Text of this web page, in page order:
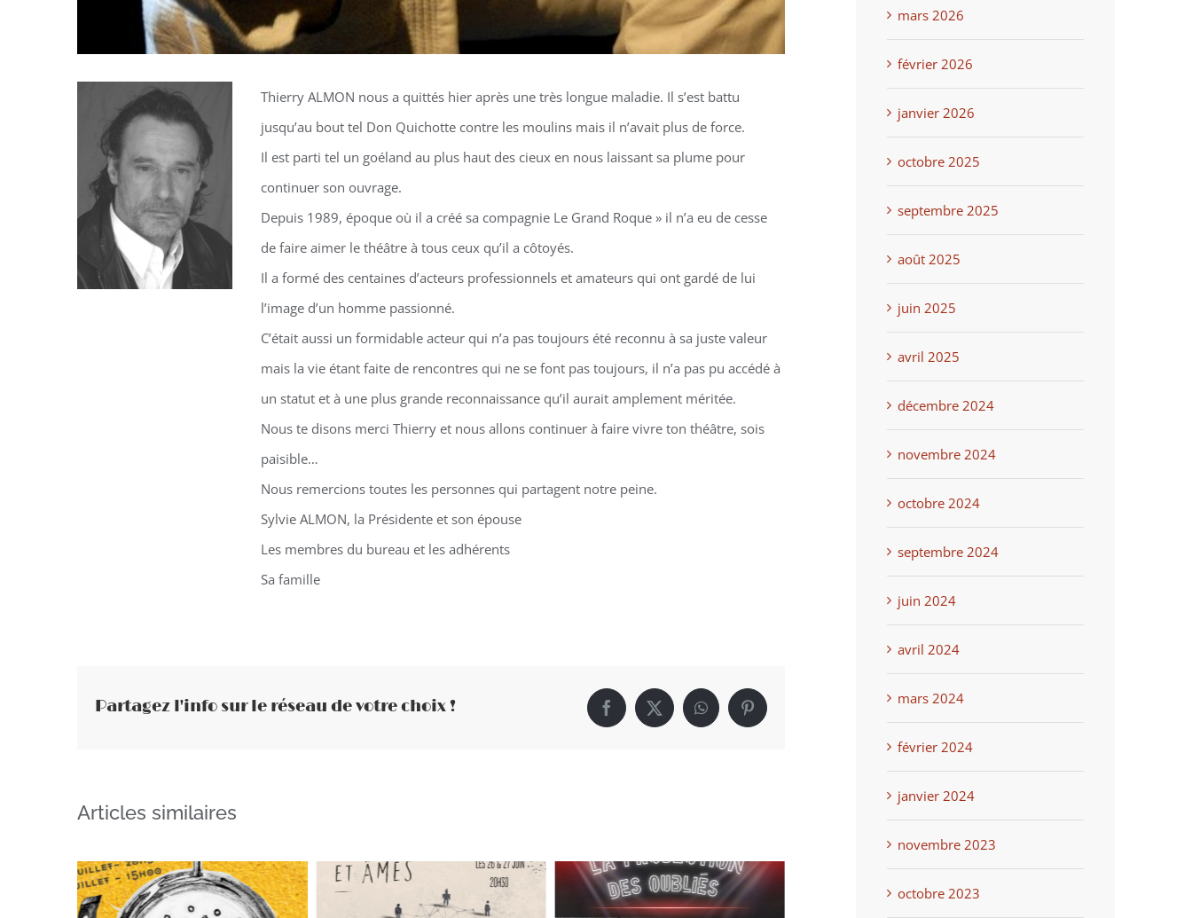
Thierry ALMON nous a quittés hier après une très longue maladie. Il s’est battu
jusqu’au bout tel Don Quichotte contre les moulins mais il n’avait plus de force.
Il est parti tel un goéland au plus haut des cieux en nous laissant sa plume pour
continuer son ouvrage.
Depuis 1989, époque où il a créé sa compagnie Le Grand Roque » il n’a eu de cesse
de faire aimer le théâtre à tous ceux qu’il a côtoyés.
Il a formé des centaines d’acteurs professionnels et amateurs qui ont gardé de lui
l’image d’un homme passionné.
C’était aussi un formidable acteur qui n’a pas toujours été reconnu à sa juste valeur
mais la vie étant faite de rencontres qui ne se font pas toujours, il n’a pas pu accédé à
un statut et à une plus grande reconnaissance qu’il aurait amplement méritée.
Nous te disons merci Thierry et nous allons continuer à faire vivre ton théâtre, sois
paisible…
Nous remercions toutes les personnes qui partagent notre peine.
Sylvie ALMON, la Présidente et son épouse
Les membres du bureau et les adhérents
Sa famille
Partagez l'info sur le réseau de votre choix ! Facebook
X WhatsAppPinterest
Articles similaires
mars 2026
février 2026
janvier 2026
octobre 2025
septembre 2025
août 2025
juin 2025
avril 2025
décembre 2024
novembre 2024
octobre 2024
septembre 2024
juin 2024
avril 2024
mars 2024
février 2024
janvier 2024
novembre 2023
octobre 2023